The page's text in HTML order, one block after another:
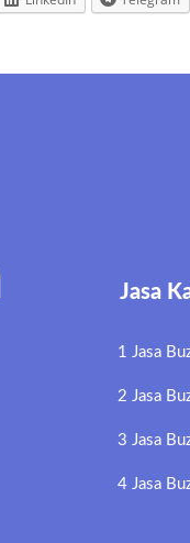
Jasa
1 Jasa
2 Jasa
3 Jasa
4 Jasa